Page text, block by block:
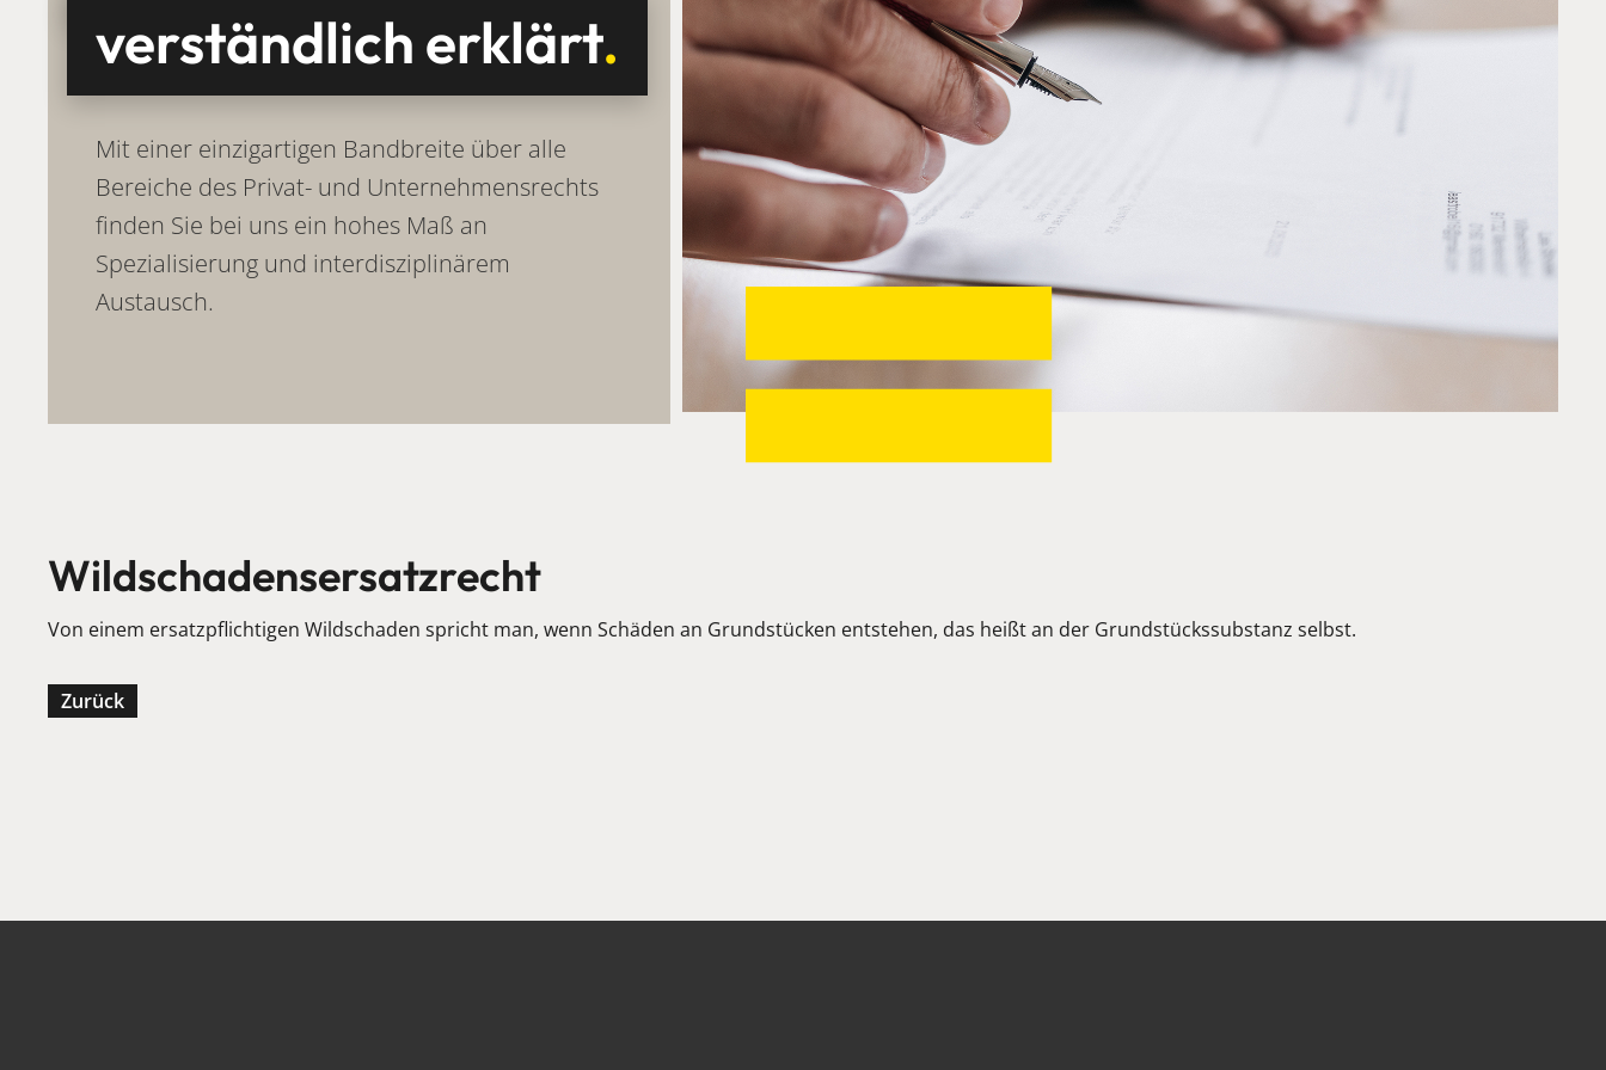
verständlich erklärt.
Mit einer einzigartigen Bandbreite über alle
Bereiche des Privat- und Unternehmensrechts
finden Sie bei uns ein hohes Maß an
Spezialisierung und interdisziplinärem
Austausch.
Wildschadensersatzrecht
Von einem ersatzpflichtigen Wildschaden spricht man, wenn Schäden an Grundstücken entstehen, das heißt an der Grundstückssubstanz selbst.
Zurück